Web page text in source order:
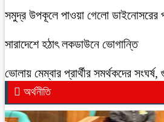
সমুদ্র উপকূলে পাওয়া গেলো ডাইনোসরের
সারাদেশে হঠাৎ লকডাউনে ভোগান্তি
ভোলায় মেম্বার প্রার্থীর সমর্থকদের
অর্থনীতি